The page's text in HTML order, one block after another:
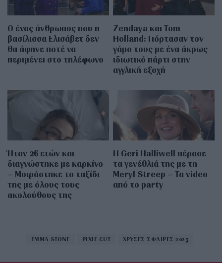
Ο ένας άνθρωπος που η
βασίλισσα Ελισάβετ δεν
θα άφηνε ποτέ να
περιμένει στο τηλέφωνο
Zendaya και Tom
Holland: Γιόρτασαν τον
γάμο τους με ένα άκρως
ιδιωτικό πάρτι στην
αγγλική εξοχή
Ήταν 26 ετών και
διαγνώστηκε με καρκίνο
– Μοιράστηκε το ταξίδι
της με όλους τους
ακολούθους της
Η Geri Halliwell πέρασε
τα γενέθλιά της με τη
Meryl Streep – Τα video
από το party
EMMA STONE PIXIE CUT ΧΡΥΣΕΣ ΣΦΑΙΡΕΣ 2025